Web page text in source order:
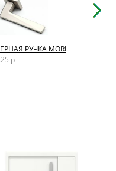
на полотне, 2
на коробе
(сувальдный)
(цилиндровый)
Ночная задвижка: есть
РУЧКА MORI
р